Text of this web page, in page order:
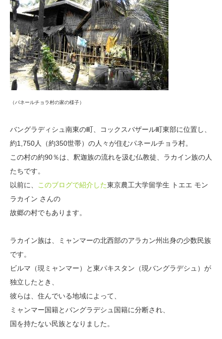
（パネールチョラ村の家の様子）
バングラディシュ南東の町、コックスバザール町東部に位置し、
約1,750人（約350世帯）の人々が住むパネールチョラ村。
この村の約90％は、釈迦族の流れを汲む仏教徒、ラカイン族の人
たちです。
以前に、
このブログで紹介した東京農工大学留学生 トエエ モン
ラカイン さんの
故郷の村でもあります。
ラカイン族は、ミャンマーの北西部のアラカン州出身の少数民族
です。
ビルマ（現ミャンマー）と東パキスタン（現バングラデシュ）が
独立したとき、
彼らは、住んでいる地域によって、
ミャンマー国籍とバングラデシュ国籍に分断され、
国を持たない民族となりました。